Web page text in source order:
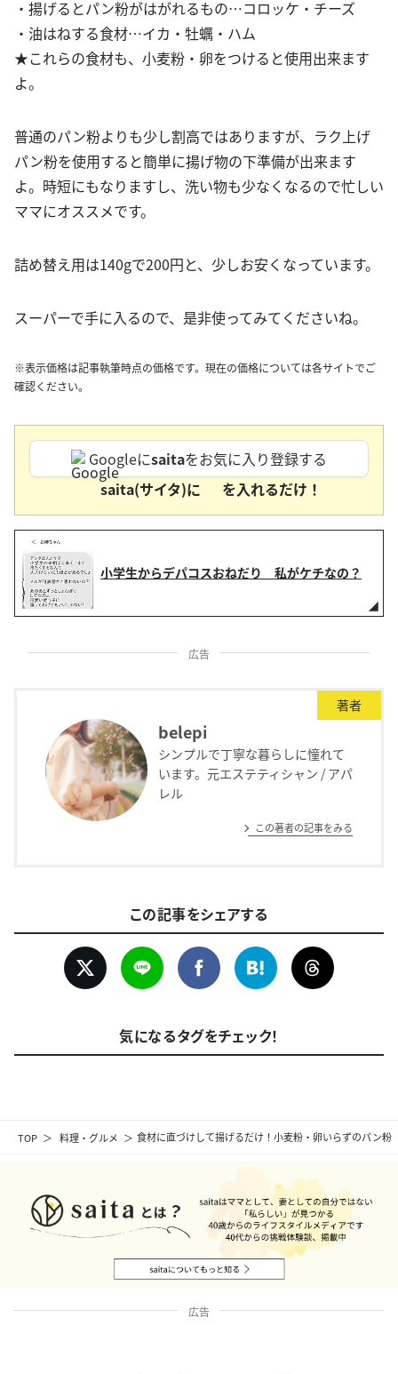
TOP 料理・グルメ 食材に直づけして揚げるだけ！小麦粉・卵いらずのパン
・揚げるとパン粉がはがれるもの…コロッケ・チーズ
・油はねする食材…イカ・牡蠣・ハム
★これらの食材も、小麦粉・卵をつけると使用出来ます
よ。
普通のパン粉よりも少し割高ではありますが、ラク上げ
パン粉を使用すると簡単に揚げ物の下準備が出来ます
よ。時短にもなりますし、洗い物も少なくなるので忙しい
ママにオススメです。
詰め替え用は140gで200円と、少しお安くなっています。
スーパーで手に入るので、是非使ってみてくださいね。
※表示価格は記事執筆時点の価格です。現在の価格については各サイトでご
確認ください。
Googleにsaitaをお気に入り登録する
saita(サイタ)に
を入れるだけ！
小学生からデパコスおねだり 私がケチなの？
広告
著者
belepi
シンプルで丁寧な暮らしに憧れて
います。元エステティシャン / アパ
レル
この著者の記事をみる
この記事をシェアする
気になるタグをチェック！
広告